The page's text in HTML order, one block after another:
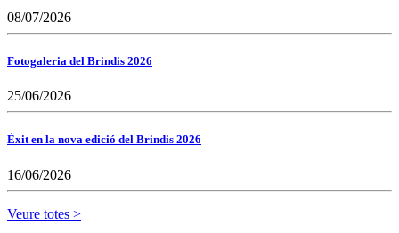
08/07/2026
Fotogaleria del Brindis 2026
25/06/2026
Èxit en la nova edició del Brindis 2026
16/06/2026
Veure totes >